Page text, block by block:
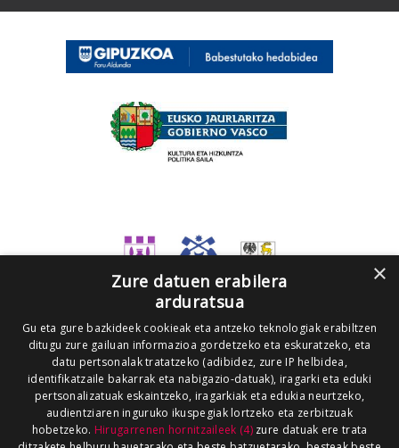
×
Zure datuen erabilera
arduratsua
Gu eta gure bazkideek cookieak eta antzeko teknologiak erabiltzen
ditugu zure gailuan informazioa gordetzeko eta eskuratzeko, eta
datu pertsonalak tratatzeko (adibidez, zure IP helbidea,
identifikatzaile bakarrak eta nabigazio-datuak), iragarki eta eduki
pertsonalizatuak eskaintzeko, iragarkiak eta edukia neurtzeko,
audientziaren inguruko ikuspegiak lortzeko eta zerbitzuak
hobetzeko. Hirugarrenen hornitzaileek (4)zure datuak ere trata